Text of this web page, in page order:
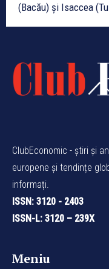
(Bacău) și Isaccea
ClubEconomic - știri și
europene și tendințe
informați.
ISSN: 3120 - 2403
ISSN-L: 3120 – 239X
Meniu